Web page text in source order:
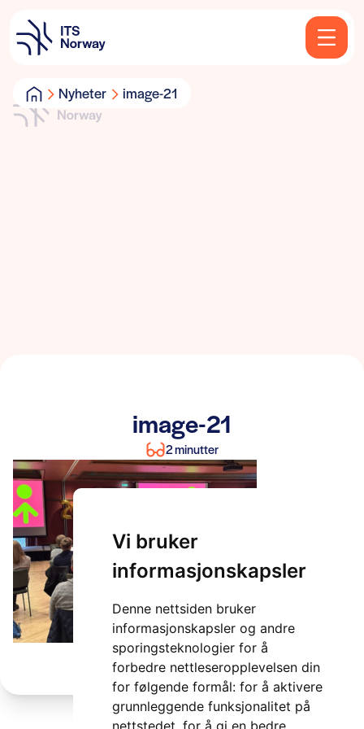
Vi bruker
informasjonskapsler
Denne nettsiden bruker
informasjonskapsler og andre
sporingsteknologier for å
forbedre nettleseropplevelsen din
for følgende formål: for å aktivere
grunnleggende funksjonalitet på
nettstedet for å gi en bedre
Nyheter image-21
image-21
2 minutter